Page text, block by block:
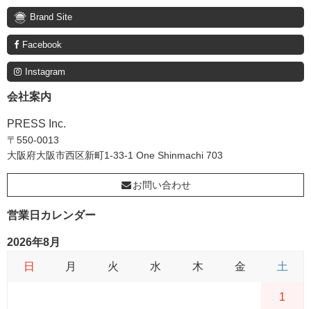
Brand Site
Facebook
Instagram
会社案内
PRESS Inc.
〒550-0013
大阪府大阪市西区新町1-33-1 One Shinmachi 703
お問い合わせ
営業日カレンダー
2026年8月
日 月 火 水 木 金 土
1